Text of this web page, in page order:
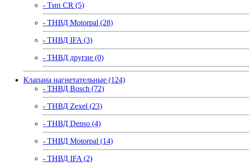
- Тип CR (5)
- ТНВД Motorpal (28)
- ТНВД IFA (3)
- ТНВД другие (0)
Клапана нагнетательные (124)
- ТНВД Bosch (72)
- ТНВД Zexel (23)
- ТНВД Denso (4)
- ТНВД Motorpal (14)
- ТНВД IFA (2)